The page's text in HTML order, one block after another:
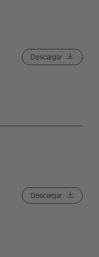
Descargar
Descargar